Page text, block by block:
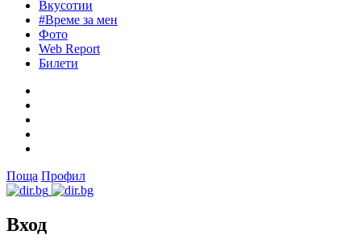
Вкусотии
#Време за мен
Фото
Web Report
Билети
Поща Профил
Вход